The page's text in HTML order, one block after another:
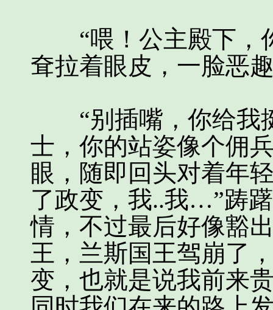
“喂！公主殿下，
耷拉着眼皮，一脸恶
“别插嘴，你给我
士，你的站姿像个佣
眼，随即回头对着年
了政变，我..我…”踌
情，不过最后好像豁
王，兰斯国王驾崩了
变，也就是说我前来